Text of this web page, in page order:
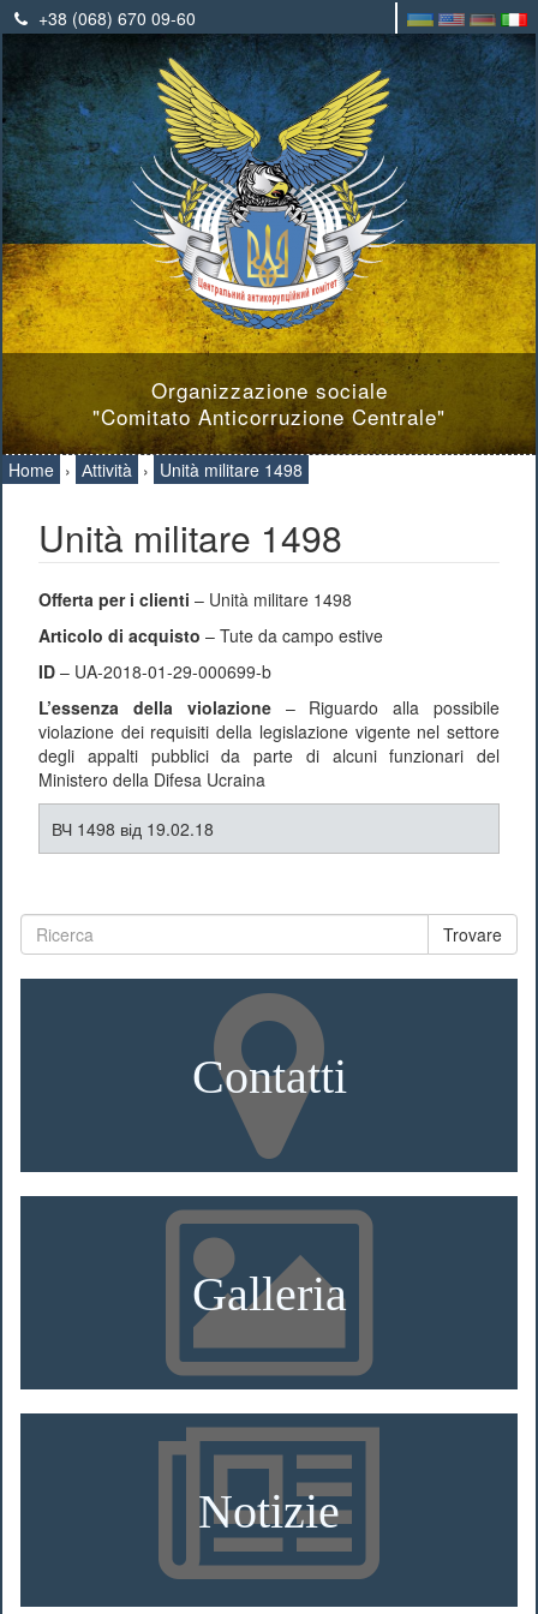
+38 (068) 670 09-60
Organizzazione sociale
"Comitato Anticorruzione Centrale"
Home › Аttività › Unità militare 1498
Unità militare 1498
Offerta per i clienti – Unità militare 1498
Articolo di acquisto – Tute da campo estive
ID – UA-2018-01-29-000699-b
L’essenza della violazione– Riguardo alla possibile
violazione dei requisiti della legislazione vigente nel settore
degli appalti pubblici da parte di alcuni funzionari del
Ministero della Difesa Ucraina
ВЧ 1498 від 19.02.18
Trovare
Contatti
Galleria
Notizie